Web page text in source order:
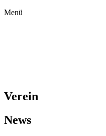
Menü
Verein
News